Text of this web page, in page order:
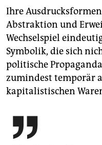
Ihre
Abstraktion und
Wechselspiel
Symbolik, die sich
politische
zumindest temporär
kapitalistischen
